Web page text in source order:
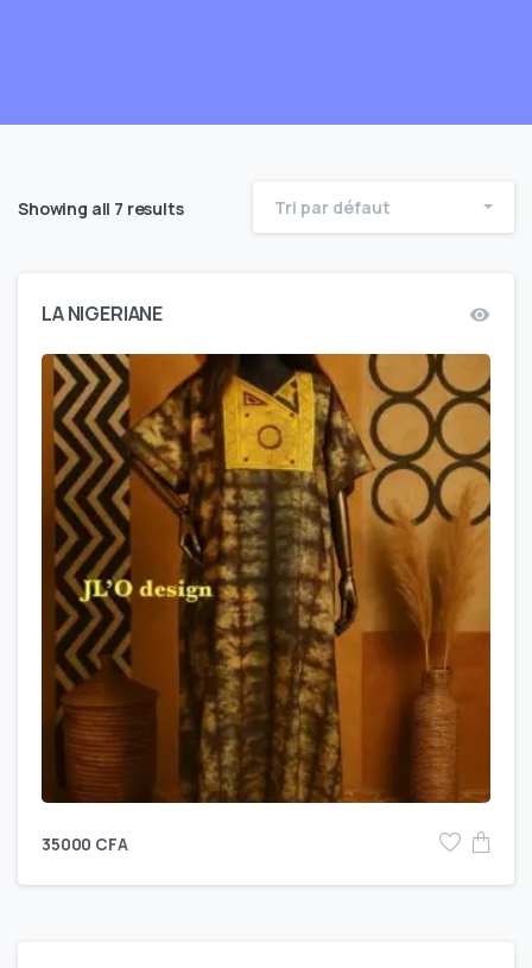
Showing all 7 results Tri par défaut
LA NIGERIANE
35000 CFA